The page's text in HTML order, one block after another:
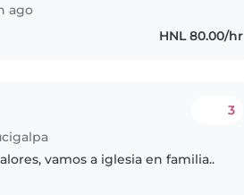
ago
HNL 80.00/hr
3
vamos a iglesia en familia..